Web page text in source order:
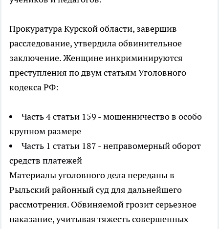
Прокуратура Курской области, завершив
расследование, утвердила обвинительное
заключение. Женщине инкриминируются
преступления по двум статьям Уголовного
кодекса РФ:
Часть 4 статьи 159 - мошенничество в особо
крупном размере
Часть 1 статьи 187 - неправомерный оборот
средств платежей
Материалы уголовного дела переданы в
Рыльский районный суд для дальнейшего
рассмотрения. Обвиняемой грозит серьезное
наказание, учитывая тяжесть совершенных